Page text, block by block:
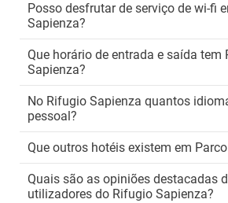
Posso desfrutar de serviço de wi-fi
Sapienza?
Que horário de entrada e saída tem
Sapienza?
No Rifugio Sapienza quantos
pessoal?
Que outros hotéis existem em
Quais são as opiniões destacadas
utilizadores do Rifugio Sapienza?